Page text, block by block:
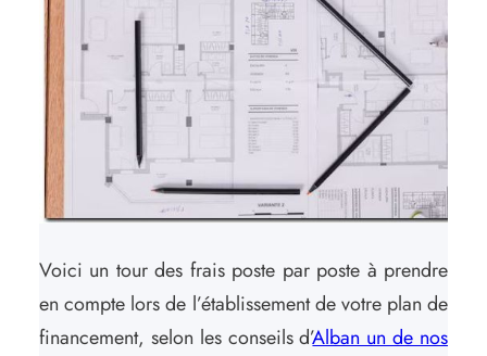
Voici un tour des frais poste par poste à prendre
en compte lors de l’établissement de votre plan de
financement, selon les conseils d’Alban un de nos